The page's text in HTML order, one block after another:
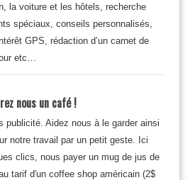
la voiture et les hôtels, recherche
spéciaux, conseils personnalisés,
GPS, rédaction d’un carnet de
etc…
nous un café !
publicité. Aidez nous à le garder ainsi
notre travail par un petit geste. Ici
clics, nous payer un mug de jus de
tarif d'un coffee shop américain (2$